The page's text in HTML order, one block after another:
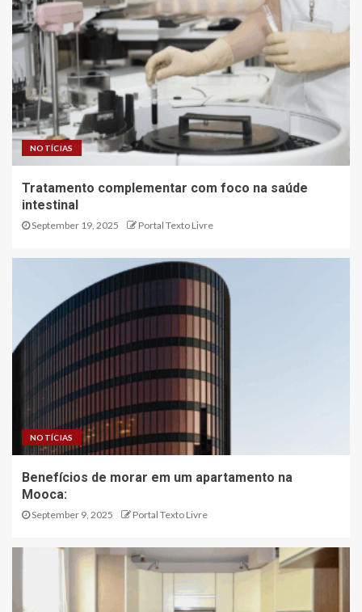
NOTÍCIAS
Tratamento complementar com foco na saúde
intestinal
September 19, 2025 Portal Texto Livre
NOTÍCIAS
Benefícios de morar em um apartamento na
Mooca:
September 9, 2025 Portal Texto Livre